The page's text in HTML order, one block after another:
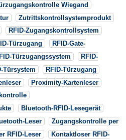
Wiegand
Zutrittskontrollsystemprodukt
RFID-Zugangskontrollsystem
Türzugang
RFID-Gate-
Türzugangssystem
RFID-
Türsystem
RFID-Türzugang
Proximity-Kartenleser
Bluetooth-RFID-Lesegerät
Leser
Zugangskontrolle per
RFID-Leser
Kontaktloser RFID-